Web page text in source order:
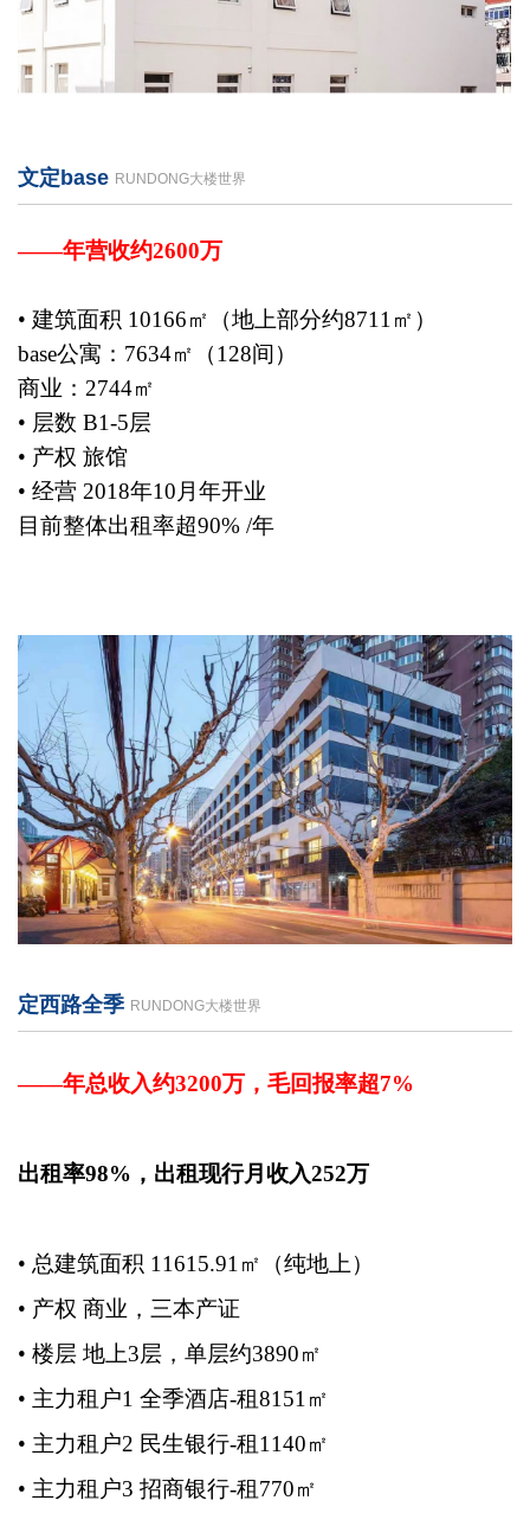
文定base RUNDONG大楼世界
——年营收约2600万
• 建筑面积 10166㎡（地上部分约8711㎡）
base公寓：7634㎡（128间）
商业：2744㎡
• 层数 B1-5层
• 产权 旅馆
• 经营 2018年10月年开业
目前整体出租率超90% /年
定西路全季 RUNDONG大楼世界
——年总收入约3200万，毛回报率超7%
出租率98%，出租现行月收入252万
• 总建筑面积 11615.91㎡（纯地上）
• 产权 商业，三本产证
• 楼层 地上3层，单层约3890㎡
• 主力租户1 全季酒店-租8151㎡
• 主力租户2 民生银行-租1140㎡
• 主力租户3 招商银行-租770㎡